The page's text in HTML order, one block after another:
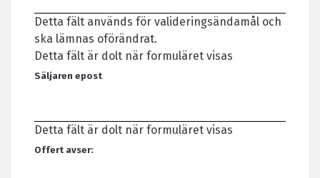
Detta fält används för valideringsändamål och
ska lämnas oförändrat.
Detta fält är dolt när formuläret visas
Säljaren epost
Detta fält är dolt när formuläret visas
Offert avser: